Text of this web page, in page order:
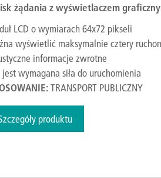
żądania z wyświetlaczem
LCD o wymiarach 64x72 pikseli
wyświetlić maksymalnie cztery
informacje zwrotne
jest wymagana siła do uruchomienia
TRANSPORT PUBLICZNY
produktu